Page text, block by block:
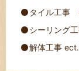
タイル工事
シーリング
解体工事